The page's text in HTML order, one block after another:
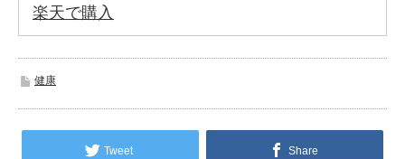
楽天で購入
健康
Tweet Share